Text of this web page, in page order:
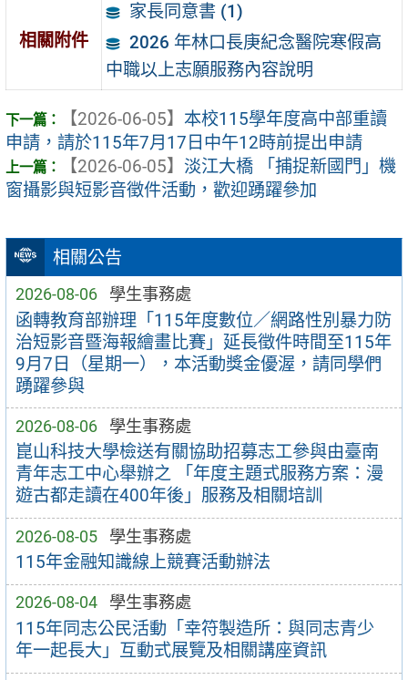
相關公告
2026-08-06 學生事務處
函轉教育部辦理「115年度數位／網路性別暴力防
治短影音暨海報繪畫比賽」延長徵件時間至115年
9月7日（星期一），本活動獎金優渥，請同學們
踴躍參與
2026-08-06 學生事務處
崑山科技大學檢送有關協助招募志工參與由臺南
青年志工中心舉辦之 「年度主題式服務方案：漫
遊古都走讀在400年後」服務及相關培訓
2026-08-05 學生事務處
115年金融知識線上競賽活動辦法
2026-08-04 學生事務處
115年同志公民活動「幸符製造所：與同志青少
年一起長大」互動式展覽及相關講座資訊
相關附件
家長同意書 (1)
2026 年林口長庚紀念醫院寒假高
中職以上志願服務內容說明
【2026-06-05】 本校115學年度高中部重讀
申請，請於115年7月17日中午12時前提出申請
【2026-06-05】 淡江大橋 「捕捉新國門」機
窗攝影與短影音徵件活動，歡迎踴躍參加